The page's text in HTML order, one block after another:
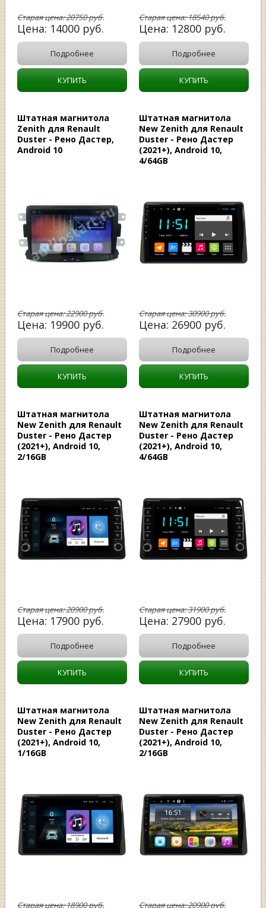
Старая цена:20750руб.
Цена: 14000 руб.
Подробнее
КУПИТЬ
Старая цена:18540руб.
Цена: 12800 руб.
Подробнее
КУПИТЬ
Штатная магнитола
Zenith для Renault
Duster - Рено Дастер,
Android 10
Старая цена:22900руб.
Цена: 19900 руб.
Подробнее
КУПИТЬ
Штатная магнитола
New Zenith для Renault
Duster - Рено Дастер
(2021+), Android 10,
4/64GB
Старая цена:30900руб.
Цена: 26900 руб.
Подробнее
КУПИТЬ
Штатная магнитола
New Zenith для Renault
Duster - Рено Дастер
(2021+), Android 10,
2/16GB
Старая цена:20900руб.
Цена: 17900 руб.
Подробнее
КУПИТЬ
Штатная магнитола
New Zenith для Renault
Duster - Рено Дастер
(2021+), Android 10,
4/64GB
Старая цена:31900руб.
Цена: 27900 руб.
Подробнее
КУПИТЬ
Штатная магнитола
New Zenith для Renault
Duster - Рено Дастер
(2021+), Android 10,
1/16GB
Старая цена:18900руб.
Штатная магнитола
New Zenith для Renault
Duster - Рено Дастер
(2021+), Android 10,
2/16GB
Старая цена:20900руб.